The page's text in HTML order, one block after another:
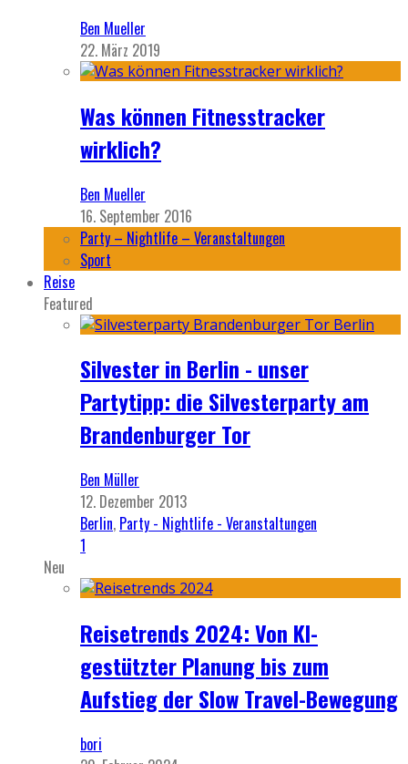
Ben Mueller
22. März 2019
Was können Fitnesstracker
wirklich?
Ben Mueller
16. September 2016
Party – Nightlife – Veranstaltungen
Sport
Reise
Featured
Silvester in Berlin - unser
Partytipp: die Silvesterparty am
Brandenburger Tor
Ben Müller
12. Dezember 2013
Berlin, Party - Nightlife - Veranstaltungen
1
Neu
Reisetrends 2024: Von KI-
gestützter Planung bis zum
Aufstieg der Slow Travel-Bewegung
bori